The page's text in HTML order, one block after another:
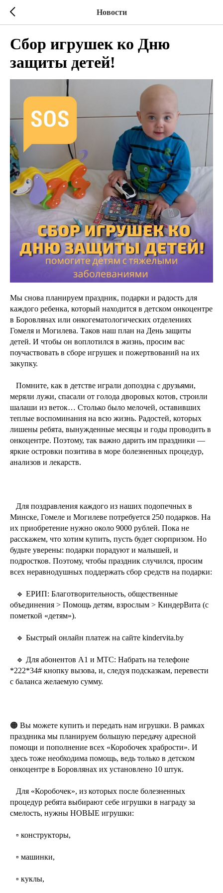
Новости
Сбор игрушек ко Дню
защиты детей!
Мы снова планируем праздник, подарки и радость для
каждого ребенка, который находится в детском онкоцентре
в Боровлянах или онкогематологических отделениях
Гомеля и Могилева. Таков наш план на День защиты
детей. И чтобы он воплотился в жизнь, просим вас
поучаствовать в сборе игрушек и пожертвований на их
закупку.
⠀Помните, как в детстве играли допоздна с друзьями,
меряли лужи, спасали от голода дворовых котов, строили
шалаши из веток… Столько было мелочей, оставивших
теплые воспоминания на всю жизнь. Радостей, которых
лишены ребята, вынужденные месяцы и годы проводить в
онкоцентре. Поэтому, так важно дарить им праздники —
яркие островки позитива в море болезненных процедур,
анализов и лекарств.
⠀Для поздравления каждого из наших подопечных в
Минске, Гомеле и Могилеве потребуется 250 подарков. На
их приобретение нужно около 9000 рублей. Пока не
расскажем, что хотим купить, пусть будет сюрпризом. Но
будьте уверены: подарки порадуют и малышей, и
подростков. Поэтому, чтобы праздник случился, просим
всех неравнодушных поддержать сбор средств на подарки:
⠀🔹 ЕРИП: Благотворительность, общественные
объединения > Помощь детям, взрослым > КиндерВита (с
пометкой «детям»).
⠀🔹 Быстрый онлайн платеж на сайте kindervita.by
⠀🔹 Для абонентов А1 и МТС: Набрать на телефоне
*222*34# кнопку вызова, и, следуя подсказкам, перевести
с баланса желаемую сумму.
🟠 Вы можете купить и передать нам игрушки. В рамках
праздника мы планируем большую передачу адресной
помощи и пополнение всех «Коробочек храбрости». И
здесь тоже необходима помощь, ведь только в детском
онкоцентре в Боровлянах их установлено 10 штук.
⠀Для «Коробочек», из которых после болезненных
процедур ребята выбирают себе игрушки в награду за
смелость, нужны НОВЫЕ игрушки:
⠀▫️ конструкторы,
⠀▫️ машинки,
⠀▫️ куклы,